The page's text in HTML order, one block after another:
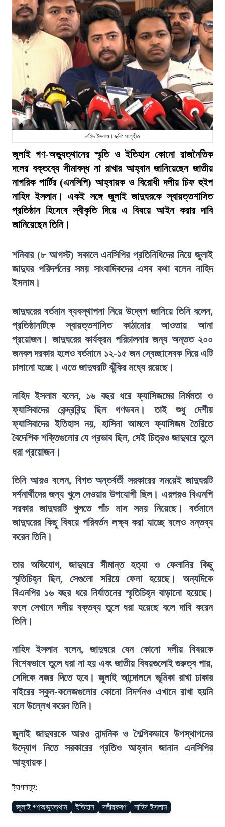
নাহিদ ইসলাম। ছবি: সংগৃহীত
জুলাই গণ-অভ্যুত্থানের স্মৃতি ও ইতিহাস কোনো রাজনৈতিক
দলের বক্তব্যে সীমাবদ্ধ না রাখার আহ্বান জানিয়েছেন জাতীয়
নাগরিক পার্টির (এনসিপি) আহ্বায়ক ও বিরোধী দলীয় চিফ হুইপ
নাহিদ ইসলাম। একই সঙ্গে জুলাই জাদুঘরকে স্বায়ত্তশাসিত
প্রতিষ্ঠান হিসেবে স্বীকৃতি দিয়ে এ বিষয়ে আইন করার দাবি
জানিয়েছেন তিনি।
শনিবার (৮ আগস্ট) সকালে এনসিপির প্রতিনিধিদের নিয়ে জুলাই
জাদুঘর পরিদর্শনের সময় সাংবাদিকদের এসব কথা বলেন নাহিদ
ইসলাম।
জাদুঘরের বর্তমান ব্যবস্থাপনা নিয়ে উদ্বেগ জানিয়ে তিনি বলেন,
প্রতিষ্ঠানটিকে স্বায়ত্তশাসিত কাঠামোর আওতায় আনা
প্রয়োজন। জাদুঘরের কার্যক্রম পরিচালনার জন্য অন্তত ২০০
জনবল দরকার হলেও বর্তমানে ১২-১৫ জন স্বেচ্ছাসেবক দিয়ে এটি
চালানো হচ্ছে। এতে জাদুঘরটি ঝুঁকির মধ্যে রয়েছে।
নাহিদ ইসলাম বলেন, ১৬ বছর ধরে ফ্যাসিজমের নির্মমতা ও
ফ্যাসিবাদের কেন্দ্রবিন্দু ছিল গণভবন। তাই শুধু দেশীয়
ফ্যাসিবাদের ইতিহাস নয়, হাসিনা আমলে ফ্যাসিজম তৈরিতে
বৈদেশিক শক্তিগুলোর যে প্রভাব ছিল, সেই চিত্রও জাদুঘরে তুলে
ধরা প্রয়োজন।
তিনি আরও বলেন, বিগত অন্তর্বর্তী সরকারের সময়েই জাদুঘরটি
দর্শনার্থীদের জন্য খুলে দেওয়ার উপযোগী ছিল। এরপরও বিএনপি
সরকার জাদুঘরটি খুলতে পাঁচ মাস সময় নিয়েছে। বর্তমানে
জাদুঘরের কিছু বিষয়ে পরিবর্তন লক্ষ্য করা যাচ্ছে বলেও মন্তব্য
করেন তিনি।
তার অভিযোগ, জাদুঘরে সীমান্ত হত্যা ও ফেলানির কিছু
স্মৃতিচিহ্ন ছিল, সেগুলো সরিয়ে ফেলা হয়েছে। অন্যদিকে
বিএনপির ১৬ বছর ধরে নির্যাতনের স্মৃতিচিহ্ন বাড়ানো হয়েছে।
ফলে সেখানে দলীয় বক্তব্য তুলে ধরা হয়েছে বলে দাবি করেন
তিনি।
নাহিদ ইসলাম বলেন, জাদুঘরে যেন কোনো দলীয় বিষয়কে
বিশেষভাবে তুলে ধরা না হয় এবং জাতীয় বিষয়গুলোই গুরুত্ব পায়,
সেদিকে নজর দিতে হবে। জুলাই আন্দোলনে ভূমিকা রাখা ঢাকার
বাইরের স্কুল-কলেজগুলোর কোনো নিদর্শনও এখানে রাখা হয়নি
বলে উল্লেখ করেন তিনি।
জুলাই জাদুঘরকে আরও নান্দনিক ও শৈল্পিকভাবে উপস্থাপনের
উদ্যোগ নিতে সরকারের প্রতিও আহ্বান জানান এনসিপির
আহ্বায়ক।
ট্যাগসমূহ:
জুলাই গণঅভ্যুত্থান ইতিহাস দলীয়করণ নাহিদ ইসলাম